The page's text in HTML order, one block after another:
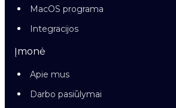
MacOS programa
Integracijos
Įmonė
Apie mus
Darbo pasiūlymai